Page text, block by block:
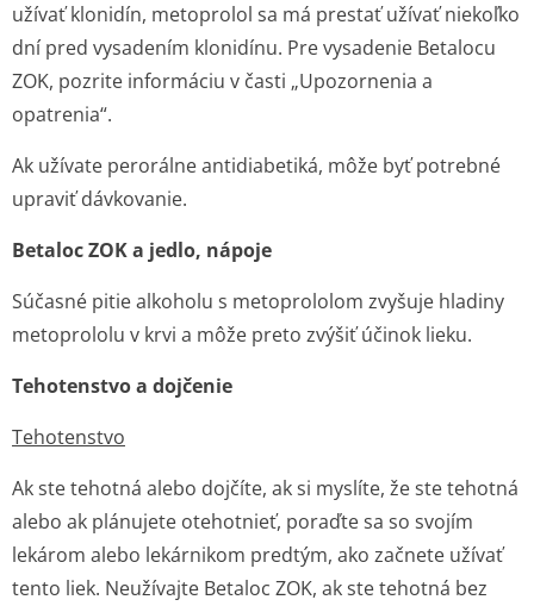
užívať klonidín, metoprolol sa má prestať užívať niekoľko
dní pred vysadením klonidínu. Pre vysadenie Betalocu
ZOK, pozrite informáciu v časti „Upozornenia a
opatrenia“.
Ak užívate perorálne antidiabetiká, môže byť potrebné
upraviť dávkovanie.
Betaloc ZOK a jedlo, nápoje
Súčasné pitie alkoholu s metoprololom zvyšuje hladiny
metoprololu v krvi a môže preto zvýšiť účinok lieku.
Tehotenstvo a dojčenie
Tehotenstvo
Ak ste tehotná alebo dojčíte, ak si myslíte, že ste tehotná
alebo ak plánujete otehotnieť, poraďte sa so svojím
lekárom alebo lekárnikom predtým, ako začnete užívať
tento liek. Neužívajte Betaloc ZOK, ak ste tehotná bez